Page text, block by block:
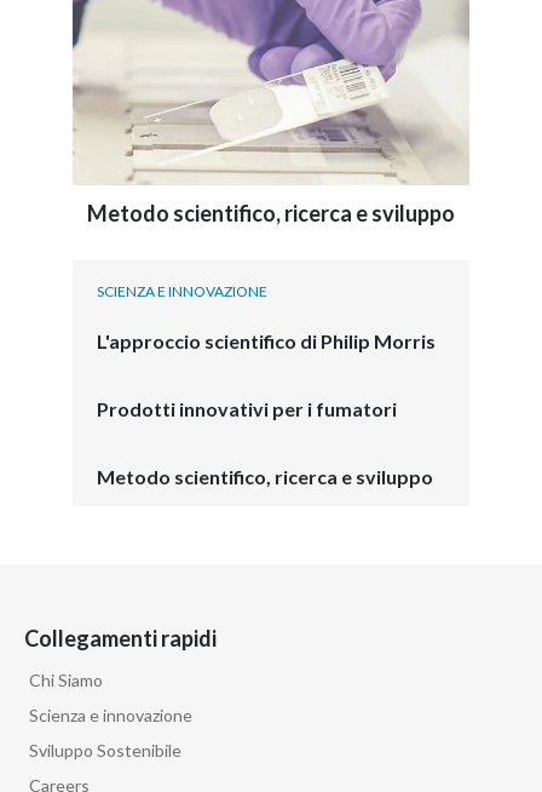
Metodo scientifico, ricerca e sviluppo
SCIENZA E INNOVAZIONE
L'approccio scientifico di Philip Morris
Prodotti innovativi per i fumatori
Metodo scientifico, ricerca e sviluppo
Collegamenti rapidi
Chi Siamo
Scienza e innovazione
Sviluppo Sostenibile
Careers